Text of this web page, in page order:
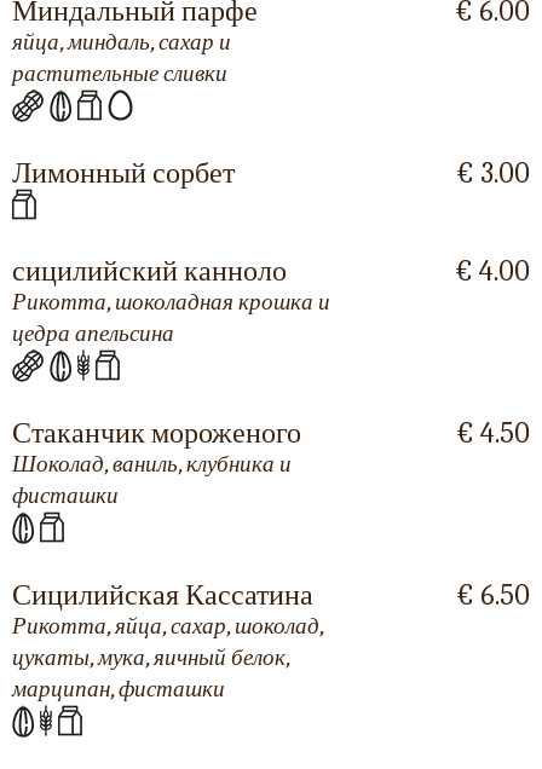
Миндальный парфе
яйца, миндаль, сахар и
растительные сливки
€ 6.00
Лимонный сорбет € 3.00
сицилийский канноло
Рикотта, шоколадная крошка и
цедра апельсина
€ 4.00
Стаканчик мороженого
Шоколад, ваниль, клубника и
фисташки
€ 4.50
Сицилийская Кассатина
Рикотта, яйца, сахар, шоколад,
цукаты, мука, яичный белок,
марципан, фисташки
€ 6.50